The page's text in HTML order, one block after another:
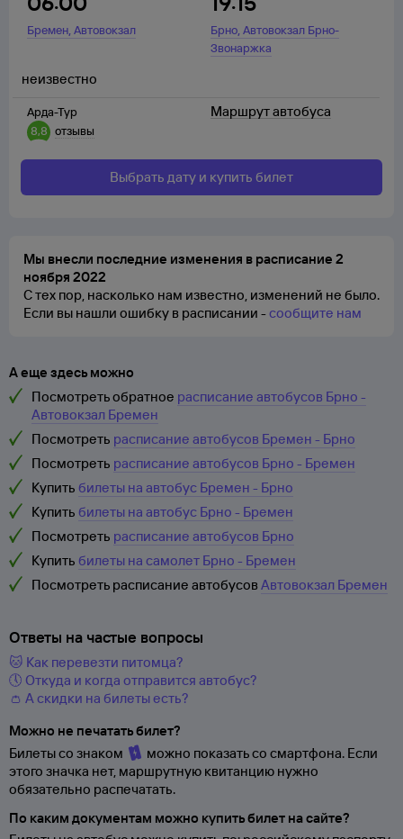
Бремен,Автовокзал Брно,Автовокзал Брно-
Звонаржка
Арда-Тур
8,8 отзывы
неизвестно
Маршрут автобуса
Выбрать дату и купить билет
Мы внесли последние изменения в расписание 2
ноября 2022
С тех пор, насколько нам известно, изменений не было.
Если вы нашли ошибку в расписании -сообщите нам
А еще здесь можно
Посмотреть обратное расписание автобусов Брно -
Автовокзал Бремен
Посмотреть расписание автобусов Бремен - Брно
Посмотреть расписание автобусов Брно - Бремен
Купить билеты на автобус Бремен - Брно
Купить билеты на автобус Брно - Бремен
Посмотреть расписание автобусов Брно
Купить билеты на самолет Брно - Бремен
Посмотреть расписание автобусовАвтовокзал Бремен
Ответы на частые вопросы
🐱 Как перевезти питомца?
🕔 Откуда и когда отправится автобус?
👛 А скидки на билеты есть?
Можно не печатать билет?
Билеты со знаком
можно показать со смартфона. Если
этого значка нет, маршрутную квитанцию нужно
обязательно распечатать.
По каким документам можно купить билет на сайте?